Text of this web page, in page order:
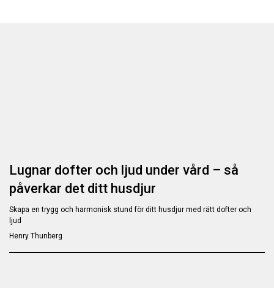
Lugnar dofter och ljud under vård – så
påverkar det ditt husdjur
Skapa en trygg och harmonisk stund för ditt husdjur med rätt dofter och
ljud
Henry Thunberg